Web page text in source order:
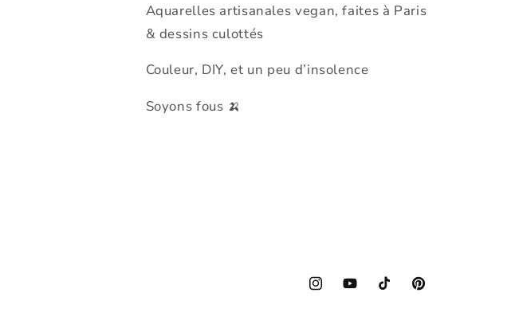
Aquarelles artisanales vegan, faites à Paris
& dessins culottés
Couleur, DIY, et un peu d’insolence
Soyons fous 🍌
InstagramYouTubeTikTok Pinterest